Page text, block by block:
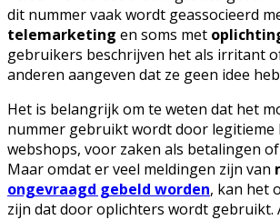
dit nummer vaak wordt geassocieerd
telemarketing en soms met
gebruikers beschrijven het als irritant
anderen aangeven dat ze geen idee
Het is belangrijk om te weten dat het
nummer gebruikt wordt door legitieme
webshops, voor zaken als betalingen
Maar omdat er veel meldingen zijn van
ongevraagd gebeld worden, kan het
zijn dat door oplichters wordt gebruikt.